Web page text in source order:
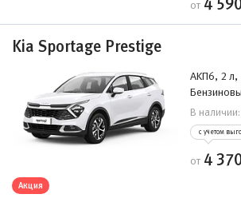
от 4
Kia Sportage Prestige
АKП6, 2 л,
В наличии:
с учетом
от 4
Акция